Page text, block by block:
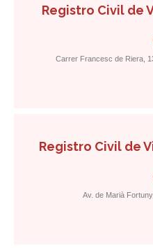
Registro Civil de
Carrer Francesc de Riera,
Registro Civil de
Av. de Marià